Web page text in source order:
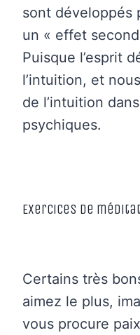
sont développés
un « effet
Puisque l’esprit
l’intuition, et
de l’intuition
psychiques.
Exercices de
Certains très
aimez le plus,
vous procure